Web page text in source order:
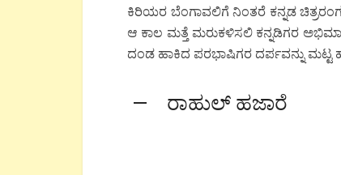
ಕಿರಿಯರ ಬೆಂಗಾವಲಿಗೆ ನಿಂತರೆ ಕನ್ನಡ
ಆ ಕಾಲ ಮತ್ತೆ ಮರುಕಳಿಸಲಿ ಕನ್ನಡಿಗರ ಅಭಿಮಾನ
ದಂಡ ಹಾಕಿದ ಪರಭಾಷಿಗರ ದರ್ಪವನ್ನು ಮಟ್ಟ
— ರಾಹುಲ್ ಹಜಾರೆ